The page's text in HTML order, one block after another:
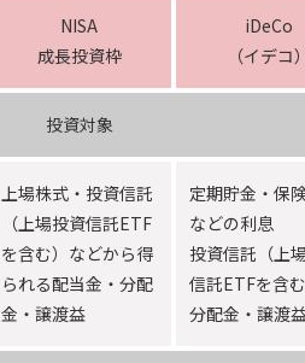
NISA
成長投資枠
iDeCo
（イデコ
投資対象
上場株式・投資信託
（上場投資信託ETF
を含む）などから得
られる配当金・分配
金・譲渡益
定期貯金・保
などの利息
投資信託（上
信託ETFを含
分配金・譲渡